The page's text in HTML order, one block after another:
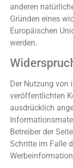
anderen
Gründen eines
Europäischen
werden.
Der Nutzung von
veröffentlichten
ausdrücklich
Betreiber der
Schritte im Falle